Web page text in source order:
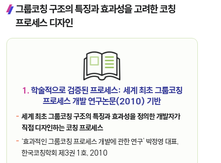
그룹코칭 구조의 특징과 효과성을 고려한 코칭
프로세스 디자인
1.학술적으로 검증된 프로세스: 세계 최초 그룹코칭
프로세스 개발 연구논문(2010) 기반
세계 최초 그룹코칭 구조의 특징과 효과성을 정의한 개발자가
직접 디자인하는 코칭 프로세스
‘효과적인 그룹코칭 프로세스 개발에 관한 연구’ 박정영 대표,
한국코칭학회 제3권 1호, 2010